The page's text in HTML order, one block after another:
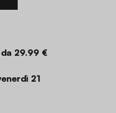
29.99 €
21